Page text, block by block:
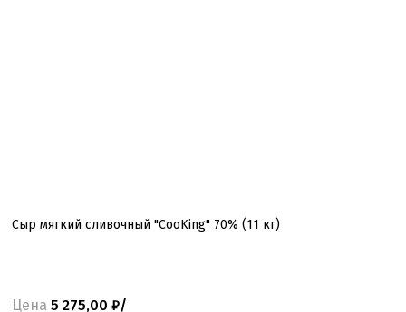
Сыр мягкий сливочный "CooKing" 70% (11 кг)
Цена 5 275,00 ₽/